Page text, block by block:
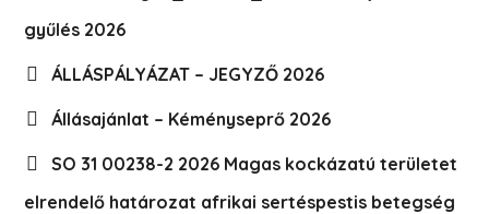
gyűlés 2026
ÁLLÁSPÁLYÁZAT – JEGYZŐ 2026
Állásajánlat – Kéményseprő 2026
SO 31 00238-2 2026 Magas kockázatú területet
elrendelő határozat afrikai sertéspestis betegség